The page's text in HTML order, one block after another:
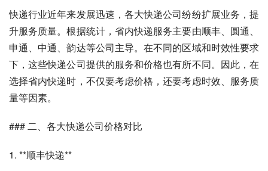
快递行业近年来发展迅速，各大快递公司纷纷扩展业务，提
升服务质量。根据统计，省内快递服务主要由顺丰、圆通、
申通、中通、韵达等公司主导。在不同的区域和时效性要求
下，这些快递公司提供的服务和价格也有所不同。因此，在
选择省内快递时，不仅要考虑价格，还要考虑时效、服务质
量等因素。
### 二、各大快递公司价格对比
1. **顺丰快递**